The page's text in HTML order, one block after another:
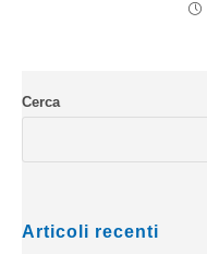
Cerca
Articoli recenti